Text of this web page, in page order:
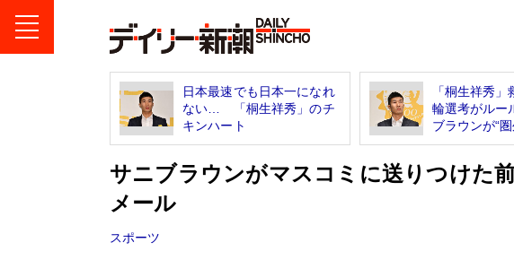
日本最速でも日本一になれ
ない… 「桐生祥秀」のチ
キンハート
「桐生祥秀
輪選考がルー
ブラウンが“圏
サニブラウンがマスコミに送りつけた前
メール
スポーツ